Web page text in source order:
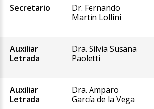
Secretario
Dr. Fernando
Martín Lollini
Auxiliar
Letrada
Dra. Silvia Susana
Paoletti
Auxiliar
Letrada
Dra. Amparo
García de la Vega